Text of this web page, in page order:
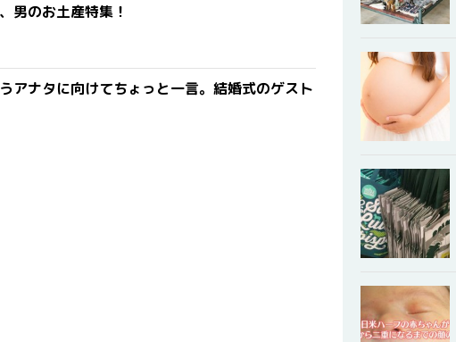
男のお土産特集！
アナタに向けてちょっと一言。結婚式のゲスト